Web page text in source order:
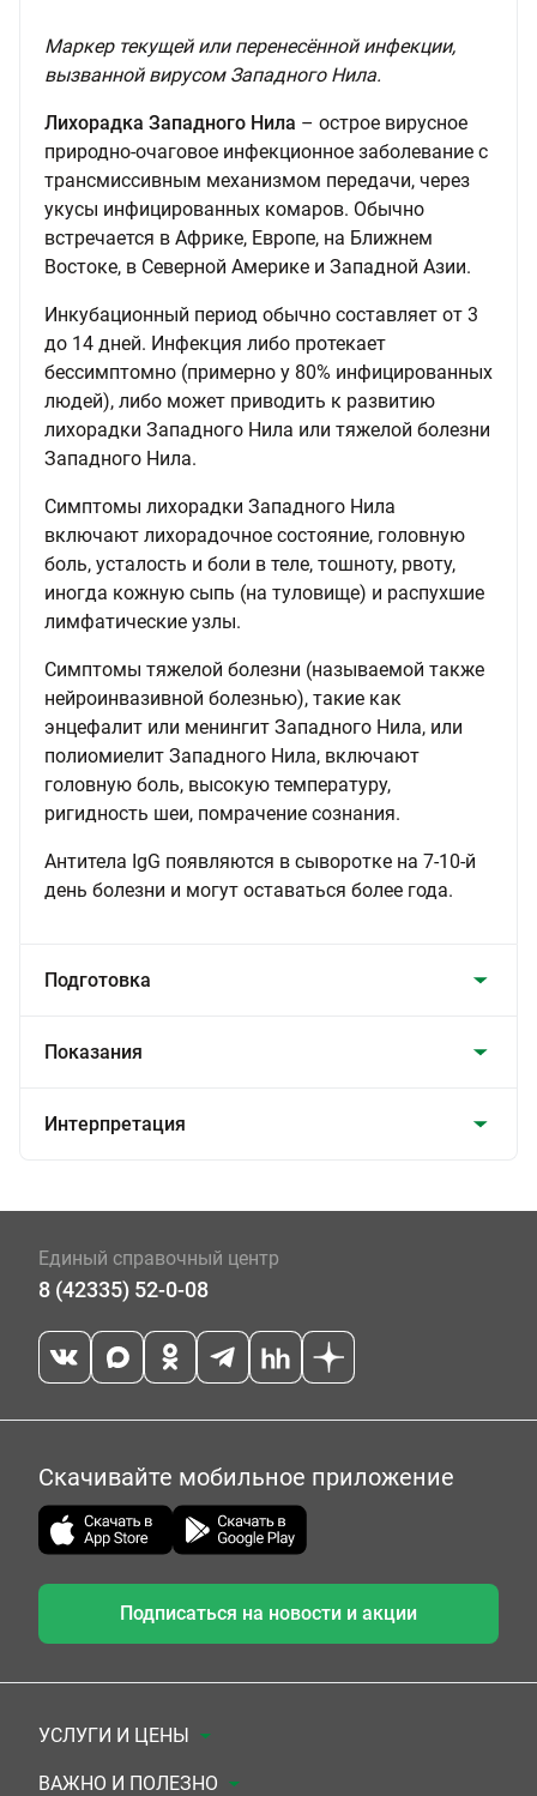
Маркер текущей или перенесённой инфекции,
вызванной вирусом Западного Нила.
Лихорадка Западного Нила – острое вирусное
природно-очаговое инфекционное заболевание с
трансмиссивным механизмом передачи, через
укусы инфицированных комаров. Обычно
встречается в Африке, Европе, на Ближнем
Востоке, в Северной Америке и Западной Азии.
Инкубационный период обычно составляет от 3
до 14 дней. Инфекция либо протекает
бессимптомно (примерно у 80% инфицированных
людей), либо может приводить к развитию
лихорадки Западного Нила или тяжелой болезни
Западного Нила.
Симптомы лихорадки Западного Нила
включают лихорадочное состояние, головную
боль, усталость и боли в теле, тошноту, рвоту,
иногда кожную сыпь (на туловище) и распухшие
лимфатические узлы.
Симптомы тяжелой болезни (называемой также
нейроинвазивной болезнью), такие как
энцефалит или менингит Западного Нила, или
полиомиелит Западного Нила, включают
головную боль, высокую температуру,
ригидность шеи, помрачение сознания.
Антитела IgG появляются в сыворотке на 7-10-й
день болезни и могут оставаться более года.
Подготовка
Показания
Интерпретация
Единый справочный центр
8 (42335) 52-0-08
Скачивайте мобильное приложение
Подписаться на новости и акции
УСЛУГИ И ЦЕНЫ
Анализы
ВАЖНО И ПОЛЕЗНО